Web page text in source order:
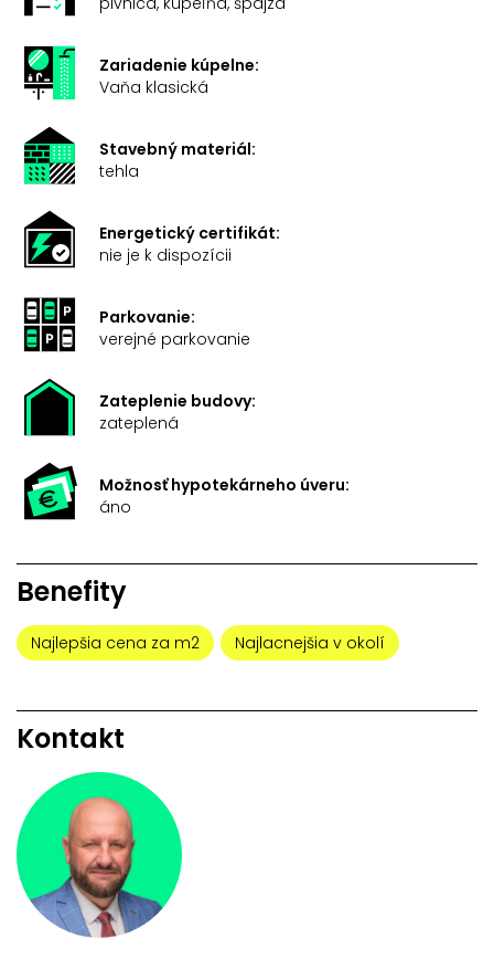
Zariadenie kúpelne:
Vaňa klasická
Stavebný materiál:
tehla
Energetický certifikát:
nie je k dispozícii
Parkovanie:
verejné parkovanie
Zateplenie budovy:
zateplená
Možnosť hypotekárneho úveru:
áno
Benefity
Najlepšia cena za m2 Najlacnejšia v okolí
Kontakt